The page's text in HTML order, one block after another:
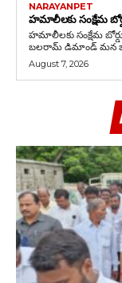
NARAYANPET
హమాలీలకు సంక్షేమ
హమాలీలకు సంక్షేమ బోర్డు ఏర్పాటు చేయాలి
August 7, 2026